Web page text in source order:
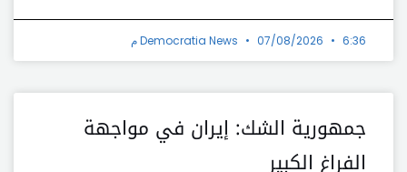
Democratia News 07/08/2026 6:36 م
جمهورية الشك: إيران في مواجهة
الفراغ الكبير